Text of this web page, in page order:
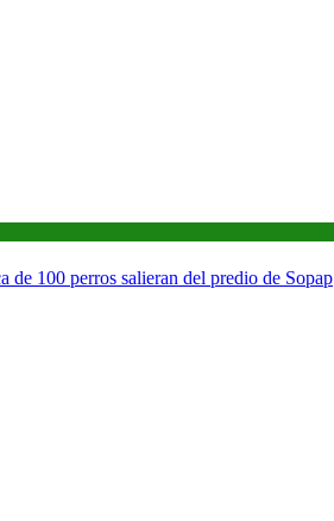
de 100 perros salieran del predio de Sopap